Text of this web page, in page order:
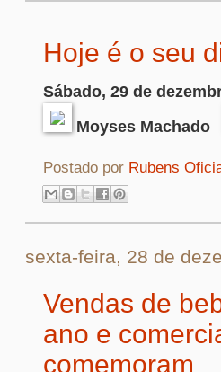
Hoje é o seu
Sábado, 29 de
Moyses Machado
Postado por Rubens
sexta-feira, 28 de
Vendas de
ano e
comemoram